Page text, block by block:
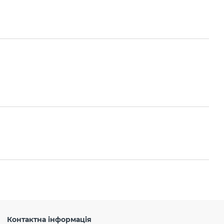
Контактна інформація